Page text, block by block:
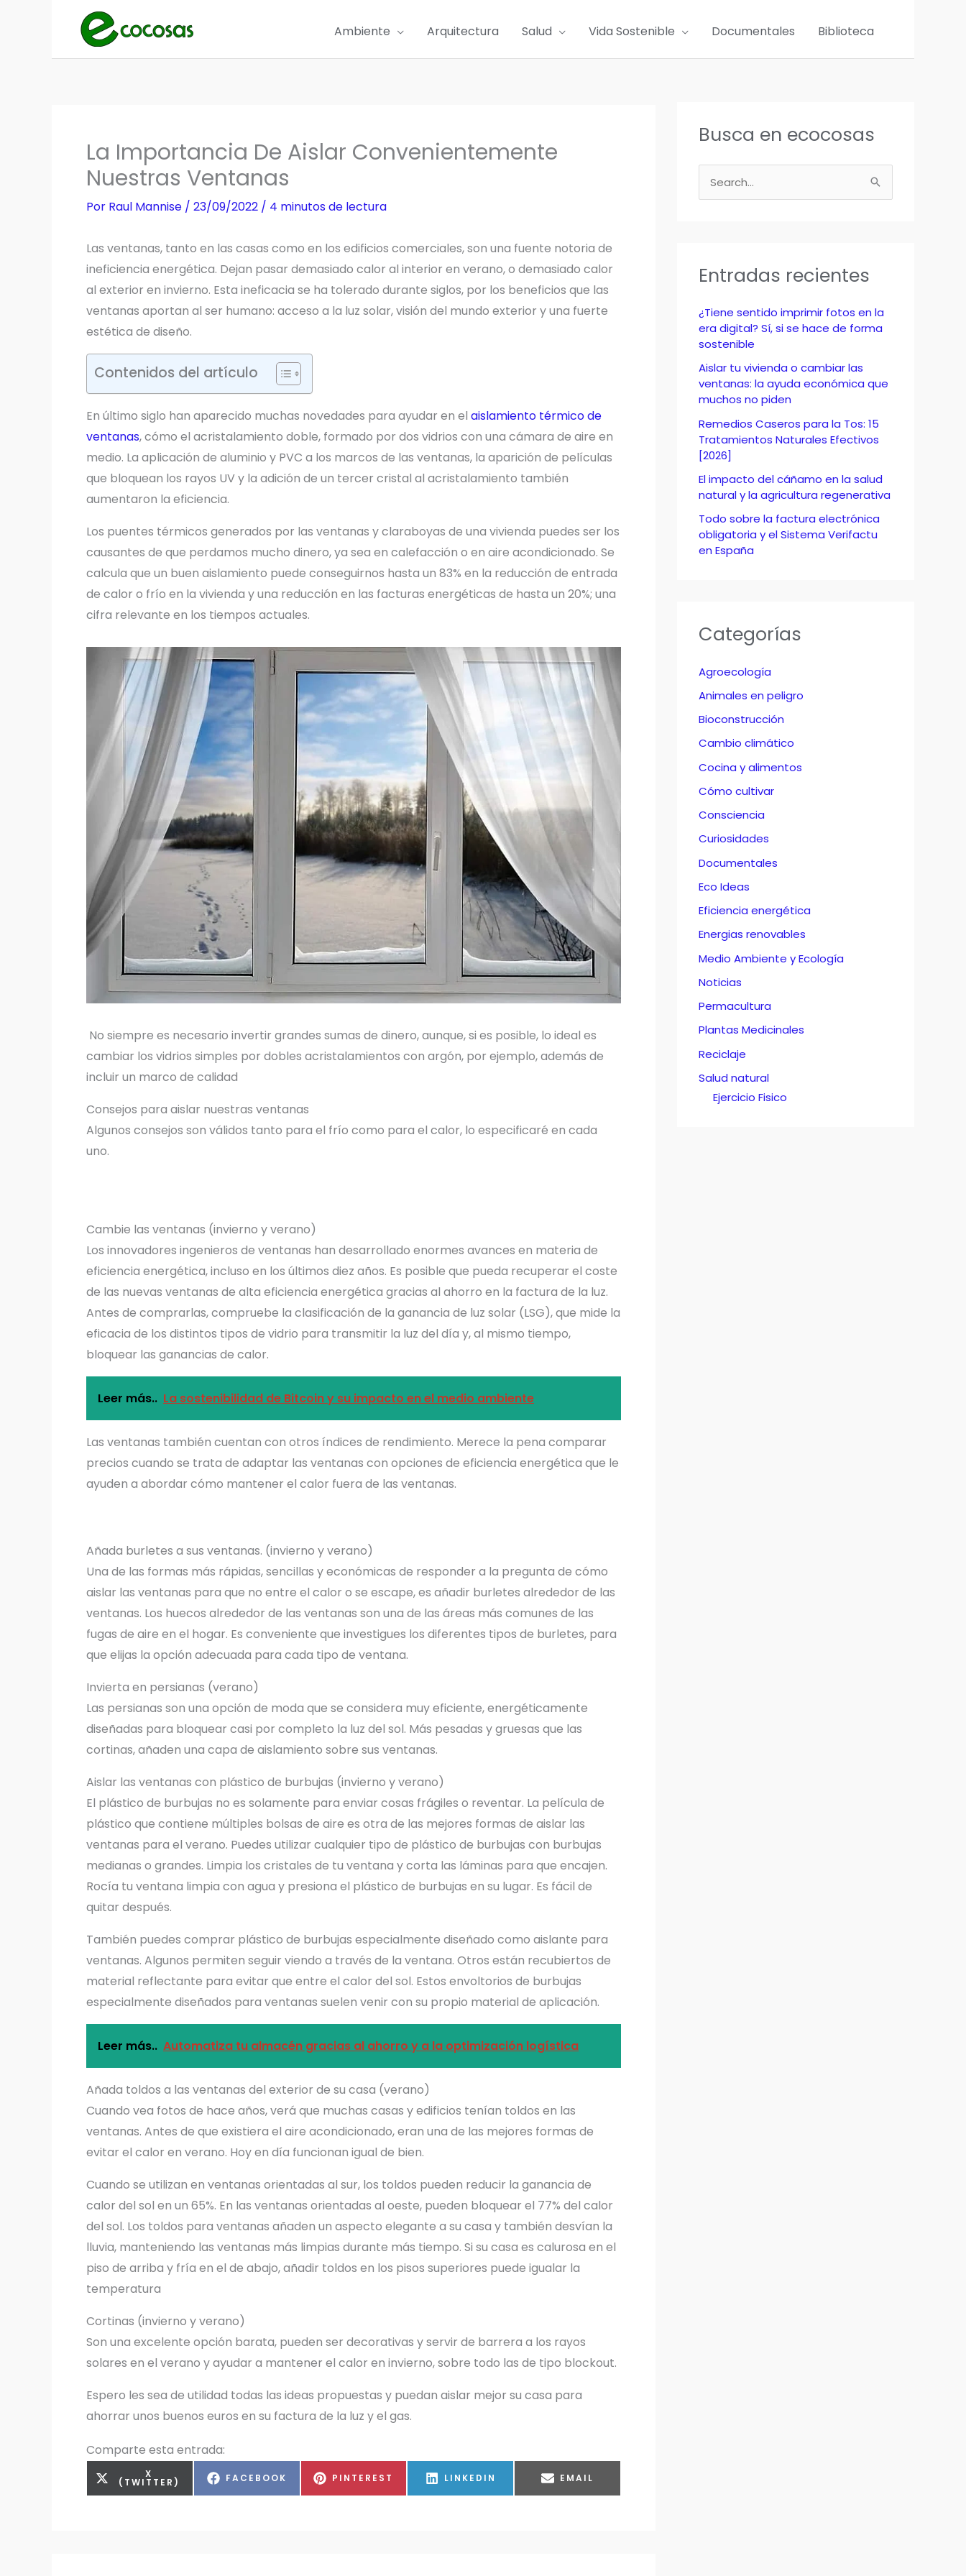
Ambiente Arquitectura Salud Vida Sostenible Documentales Biblioteca
La Importancia De Aislar Convenientemente
Nuestras Ventanas
Por Raul Mannise / 23/09/2022 / 4 minutos de lectura
Las ventanas, tanto en las casas como en los edificios comerciales, son una fuente notoria de
ineficiencia energética. Dejan pasar demasiado calor al interior en verano, o demasiado calor
al exterior en invierno. Esta ineficacia se ha tolerado durante siglos, por los beneficios que las
ventanas aportan al ser humano: acceso a la luz solar, visión del mundo exterior y una fuerte
estética de diseño.
Contenidos del artículo
En último siglo han aparecido muchas novedades para ayudar en el aislamiento térmico de
ventanas, cómo el acristalamiento doble, formado por dos vidrios con una cámara de aire en
medio. La aplicación de aluminio y PVC a los marcos de las ventanas, la aparición de películas
que bloquean los rayos UV y la adición de un tercer cristal al acristalamiento también
aumentaron la eficiencia.
Los puentes térmicos generados por las ventanas y claraboyas de una vivienda puedes ser los
causantes de que perdamos mucho dinero, ya sea en calefacción o en aire acondicionado. Se
calcula que un buen aislamiento puede conseguirnos hasta un 83% en la reducción de entrada
de calor o frío en la vivienda y una reducción en las facturas energéticas de hasta un 20%; una
cifra relevante en los tiempos actuales.
No siempre es necesario invertir grandes sumas de dinero, aunque, si es posible, lo ideal es
cambiar los vidrios simples por dobles acristalamientos con argón, por ejemplo, además de
incluir un marco de calidad
Consejos para aislar nuestras ventanas
Algunos consejos son válidos tanto para el frío como para el calor, lo especificaré en cada
uno.
Cambie las ventanas (invierno y verano)
Los innovadores ingenieros de ventanas han desarrollado enormes avances en materia de
eficiencia energética, incluso en los últimos diez años. Es posible que pueda recuperar el coste
de las nuevas ventanas de alta eficiencia energética gracias al ahorro en la factura de la luz.
Antes de comprarlas, compruebe la clasificación de la ganancia de luz solar (LSG), que mide la
eficacia de los distintos tipos de vidrio para transmitir la luz del día y, al mismo tiempo,
bloquear las ganancias de calor.
Leer más.. La sostenibilidad de Bitcoin y su impacto en el medio ambiente
Las ventanas también cuentan con otros índices de rendimiento. Merece la pena comparar
precios cuando se trata de adaptar las ventanas con opciones de eficiencia energética que le
ayuden a abordar cómo mantener el calor fuera de las ventanas.
Añada burletes a sus ventanas. (invierno y verano)
Una de las formas más rápidas, sencillas y económicas de responder a la pregunta de cómo
aislar las ventanas para que no entre el calor o se escape, es añadir burletes alrededor de las
ventanas. Los huecos alrededor de las ventanas son una de las áreas más comunes de las
fugas de aire en el hogar. Es conveniente que investigues los diferentes tipos de burletes, para
que elijas la opción adecuada para cada tipo de ventana.
Invierta en persianas (verano)
Las persianas son una opción de moda que se considera muy eficiente, energéticamente
diseñadas para bloquear casi por completo la luz del sol. Más pesadas y gruesas que las
cortinas, añaden una capa de aislamiento sobre sus ventanas.
Aislar las ventanas con plástico de burbujas (invierno y verano)
El plástico de burbujas no es solamente para enviar cosas frágiles o reventar. La película de
plástico que contiene múltiples bolsas de aire es otra de las mejores formas de aislar las
ventanas para el verano. Puedes utilizar cualquier tipo de plástico de burbujas con burbujas
medianas o grandes. Limpia los cristales de tu ventana y corta las láminas para que encajen.
Rocía tu ventana limpia con agua y presiona el plástico de burbujas en su lugar. Es fácil de
quitar después.
También puedes comprar plástico de burbujas especialmente diseñado como aislante para
ventanas. Algunos permiten seguir viendo a través de la ventana. Otros están recubiertos de
material reflectante para evitar que entre el calor del sol. Estos envoltorios de burbujas
especialmente diseñados para ventanas suelen venir con su propio material de aplicación.
Leer más.. Automatiza tu almacén gracias al ahorro y a la optimización logística
Añada toldos a las ventanas del exterior de su casa (verano)
Cuando vea fotos de hace años, verá que muchas casas y edificios tenían toldos en las
ventanas. Antes de que existiera el aire acondicionado, eran una de las mejores formas de
evitar el calor en verano. Hoy en día funcionan igual de bien.
Cuando se utilizan en ventanas orientadas al sur, los toldos pueden reducir la ganancia de
calor del sol en un 65%. En las ventanas orientadas al oeste, pueden bloquear el 77% del calor
del sol. Los toldos para ventanas añaden un aspecto elegante a su casa y también desvían la
lluvia, manteniendo las ventanas más limpias durante más tiempo. Si su casa es calurosa en el
piso de arriba y fría en el de abajo, añadir toldos en los pisos superiores puede igualar la
temperatura
Cortinas (invierno y verano)
Son una excelente opción barata, pueden ser decorativas y servir de barrera a los rayos
solares en el verano y ayudar a mantener el calor en invierno, sobre todo las de tipo blockout.
Espero les sea de utilidad todas las ideas propuestas y puedan aislar mejor su casa para
ahorrar unos buenos euros en su factura de la luz y el gas.
Comparte esta entrada:
COMPARTIR
EN
X
(TWITTER) COMPARTIR
FACEBOOK COMPARTIR
PINTEREST COMPARTIR
LINKEDIN COMPARTIR
EMAIL
Busca en ecocosas
u
r
o
r
:
Entradas recientes
¿Tiene sentido imprimir fotos en la
era digital? Sí, si se hace de forma
sostenible
Aislar tu vivienda o cambiar las
ventanas: la ayuda económica que
muchos no piden
Remedios Caseros para la Tos: 15
Tratamientos Naturales Efectivos
[2026]
El impacto del cáñamo en la salud
natural y la agricultura regenerativa
Todo sobre la factura electrónica
obligatoria y el Sistema Verifactu
en España
Categorías
Agroecología
Animales en peligro
Bioconstrucción
Cambio climático
Cocina y alimentos
Cómo cultivar
Consciencia
Curiosidades
Documentales
Eco Ideas
Eficiencia energética
Energias renovables
Medio Ambiente y Ecología
Noticias
Permacultura
Plantas Medicinales
Reciclaje
Salud natural
Ejercicio Fisico